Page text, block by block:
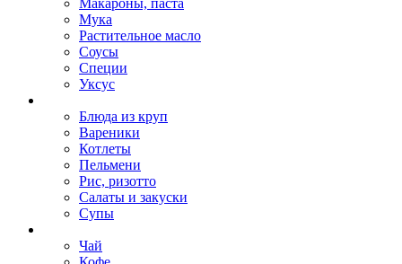
Мука
Растительное масло
Соусы
Специи
Уксус
Блюда из круп
Вареники
Котлеты
Пельмени
Рис, ризотто
Салаты и закуски
Супы
Чай